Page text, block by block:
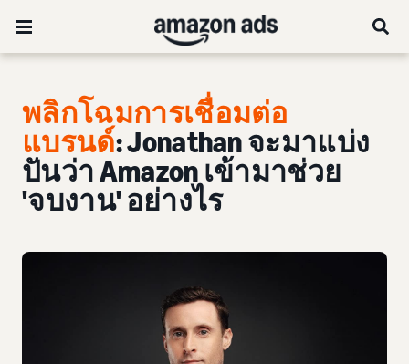
พลิกโฉมการเชื่อมต่อ
แบรนด์: Jonathan จะมาแบ่ง
ปันว่า Amazon เข้ามาช่วย
'จบงาน' อย่างไร